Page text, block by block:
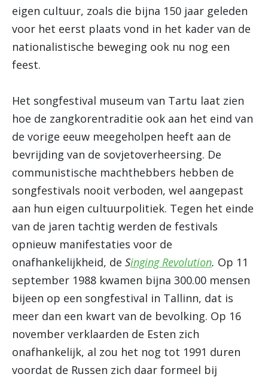
eigen cultuur, zoals die bijna 150 jaar geleden
voor het eerst plaats vond in het kader van de
nationalistische beweging ook nu nog een
feest.
Het songfestival museum van Tartu laat zien
hoe de zangkorentraditie ook aan het eind van
de vorige eeuw meegeholpen heeft aan de
bevrijding van de sovjetoverheersing. De
communistische machthebbers hebben de
songfestivals nooit verboden, wel aangepast
aan hun eigen cultuurpolitiek. Tegen het einde
van de jaren tachtig werden de festivals
opnieuw manifestaties voor de
onafhankelijkheid, de Singing Revolution. Op 11
september 1988 kwamen bijna 300.00 mensen
bijeen op een songfestival in Tallinn, dat is
meer dan een kwart van de bevolking. Op 16
november verklaarden de Esten zich
onafhankelijk, al zou het nog tot 1991 duren
voordat de Russen zich daar formeel bij